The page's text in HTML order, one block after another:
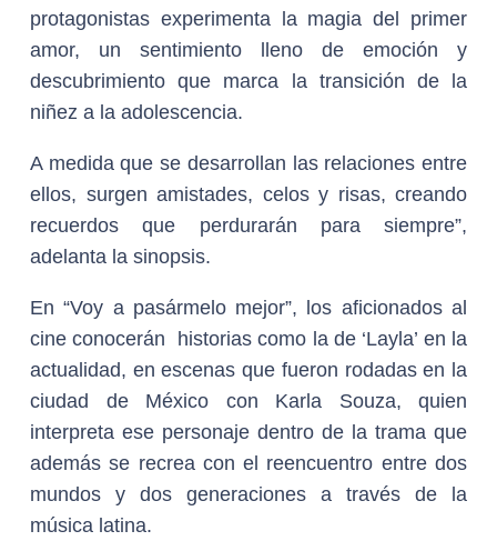
protagonistas experimenta la magia del primer
amor, un sentimiento lleno de emoción y
descubrimiento que marca la transición de la
niñez a la adolescencia.
A medida que se desarrollan las relaciones entre
ellos, surgen amistades, celos y risas, creando
recuerdos que perdurarán para siempre”,
adelanta la sinopsis.
En “Voy a pasármelo mejor”, los aficionados al
cine conocerán historias como la de ‘Layla’ en la
actualidad, en escenas que fueron rodadas en la
ciudad de México con Karla Souza, quien
interpreta ese personaje dentro de la trama que
además se recrea con el reencuentro entre dos
mundos y dos generaciones a través de la
música latina.